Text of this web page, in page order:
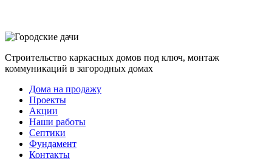
Строительство каркасных домов под ключ, монтаж
коммуникаций в загородных домах
Дома на продажу
Проекты
Акции
Наши работы
Септики
Фундамент
Контакты